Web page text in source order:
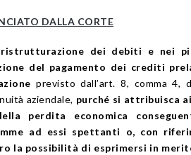
DALLA CORTE
dei debiti e nei
del pagamento dei crediti
previsto dall’art. 8, comma
aziendale, purché si
perdita economica
ad essi spettanti o, con
la possibilità di esprimersi in